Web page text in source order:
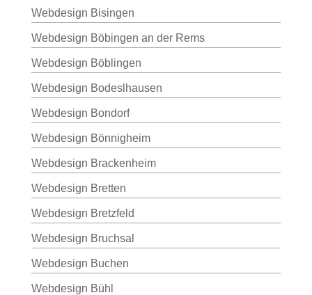
Webdesign Bisingen
Webdesign Böbingen an der Rems
Webdesign Böblingen
Webdesign Bodeslhausen
Webdesign Bondorf
Webdesign Bönnigheim
Webdesign Brackenheim
Webdesign Bretten
Webdesign Bretzfeld
Webdesign Bruchsal
Webdesign Buchen
Webdesign Bühl